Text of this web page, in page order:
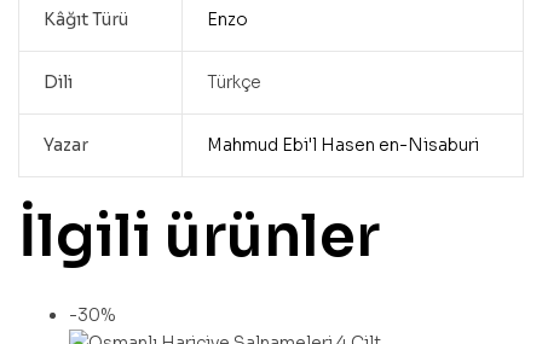
Kâğıt Türü Enzo
Dili Türkçe
Yazar Mahmud Ebi'l Hasen en-Nisaburi
İlgili ürünler
-30%